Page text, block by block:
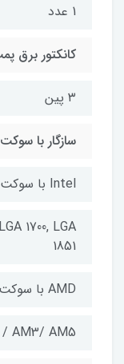
1 عدد
کانکتور برق
۳ پین
سازگار با
Intel با سوکت
1700, LGA
1851
AMD با سوکت
/ AM3/ AM5